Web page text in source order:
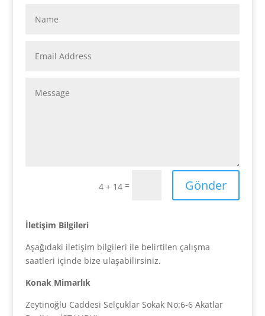
4 + 14 = Gönder
İletişim Bilgileri
Aşağıdaki iletişim bilgileri ile belirtilen çalışma
saatleri içinde bize ulaşabilirsiniz.
Konak Mimarlık
Zeytinoğlu Caddesi Selçuklar Sokak No:6-6 Akatlar